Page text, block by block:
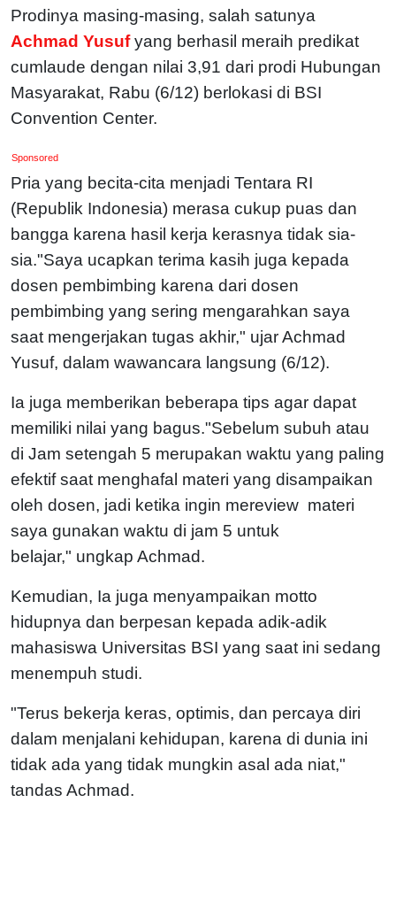
Prodinya masing-masing, salah satunya
Achmad Yusufyang berhasil meraih predikat
cumlaude dengan nilai 3,91 dari prodi Hubungan
Masyarakat, Rabu (6/12) berlokasi di BSI
Convention Center.
Sponsored
Pria yang becita-cita menjadi Tentara RI
(Republik Indonesia) merasa cukup puas dan
bangga karena hasil kerja kerasnya tidak sia-
sia."Saya ucapkan terima kasih juga kepada
dosen pembimbing karena dari dosen
pembimbing yang sering mengarahkan saya
saat mengerjakan tugas akhir," ujar Achmad
Yusuf, dalam wawancara langsung (6/12).
Ia juga memberikan beberapa tips agar dapat
memiliki nilai yang bagus."Sebelum subuh atau
di Jam setengah 5 merupakan waktu yang paling
efektif saat menghafal materi yang disampaikan
oleh dosen, jadi ketika ingin mereview materi
saya gunakan waktu di jam 5 untuk
belajar," ungkap Achmad.
Kemudian, Ia juga menyampaikan motto
hidupnya dan berpesan kepada adik-adik
mahasiswa Universitas BSI yang saat ini sedang
menempuh studi.
"Terus bekerja keras, optimis, dan percaya diri
dalam menjalani kehidupan, karena di dunia ini
tidak ada yang tidak mungkin asal ada niat,"
tandas Achmad.